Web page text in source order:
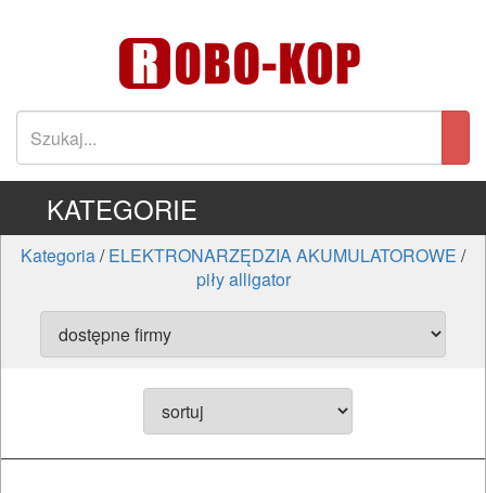
ELEKTRONARZĘDZIA
KATEGORIE
Kategoria/ELEKTRONARZĘDZIA AKUMULATOROWE /
piły alligator